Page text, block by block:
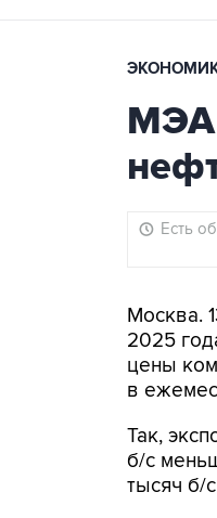
МЭА
Есть
Москва.
2025
цены
в
Так,
б/с
тысяч б/